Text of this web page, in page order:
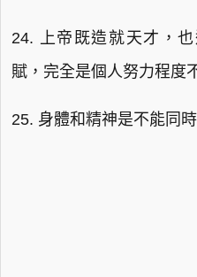
24. 上帝既造就天才，
賦，完全是個人努力程度
25. 身體和精神是不能同